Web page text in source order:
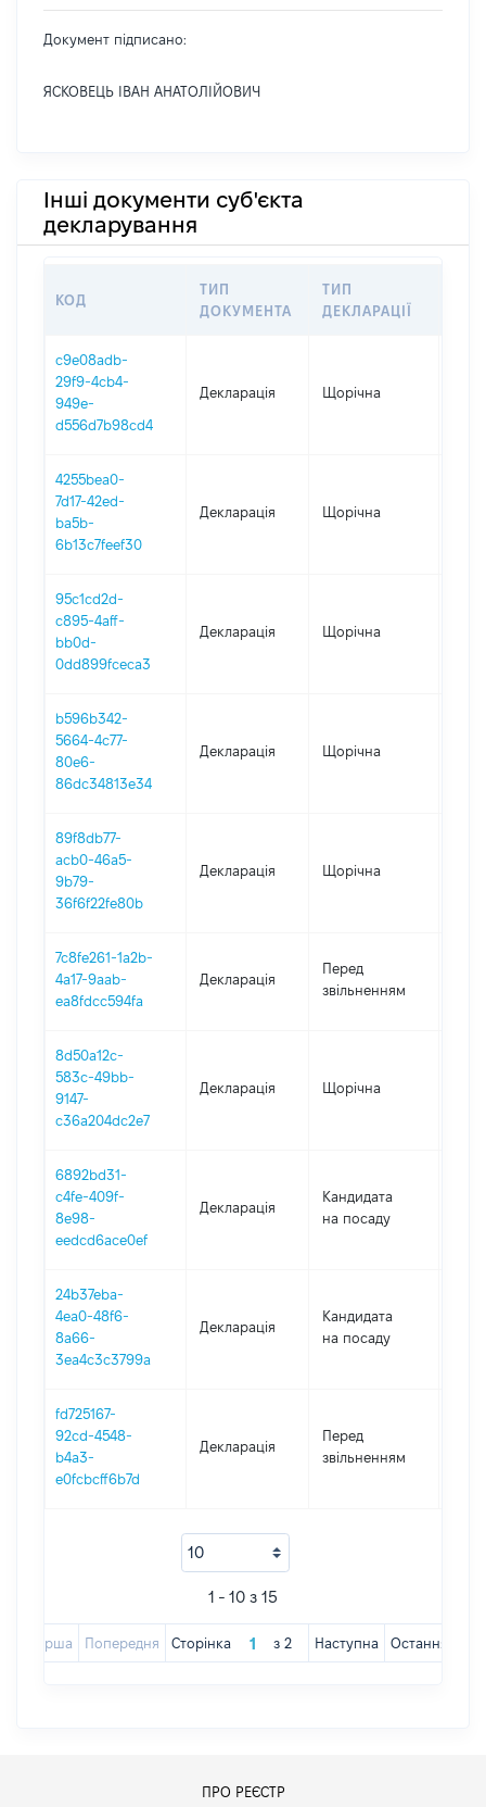
Документ підписано:
ЯСКОВЕЦЬ ІВАН АНАТОЛІЙОВИЧ
Інші документи суб'єкта
декларування
КОД
ТИП
ДОКУМЕНТА
ТИП
ДЕКЛАРАЦІЇ
c9e08adb-
29f9-4cb4-
949e-
d556d7b98cd4
Декларація Щорічна
4255bea0-
7d17-42ed-
ba5b-
6b13c7feef30
Декларація Щорічна
95c1cd2d-
c895-4aff-
bb0d-
0dd899fceca3
Декларація Щорічна
b596b342-
5664-4c77-
80e6-
86dc34813e34
Декларація Щорічна
89f8db77-
acb0-46a5-
9b79-
36f6f22fe80b
Декларація Щорічна
7c8fe261-1a2b-
4a17-9aab-
ea8fdcc594fa
Декларація
Перед
звільненням
8d50a12c-
583c-49bb-
9147-
c36a204dc2e7
Декларація Щорічна
6892bd31-
c4fe-409f-
8e98-
eedcd6ace0ef
Декларація
Кандидата
на посаду
24b37eba-
4ea0-48f6-
8a66-
3ea4c3c3799a
Декларація
Кандидата
на посаду
fd725167-
92cd-4548-
b4a3-
e0fcbcff6b7d
Декларація
Перед
звільненням
1 - 10 з 15
Перша Попередня Сторінка з 2 Наступна Остання
ПРО РЕЄСТР